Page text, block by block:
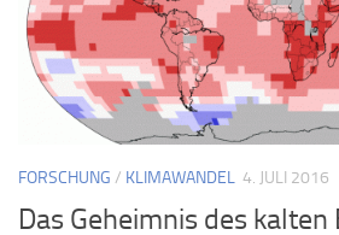
FORSCHUNG / KLIMAWANDEL 4. JULI 2016
Das Geheimnis des kalten